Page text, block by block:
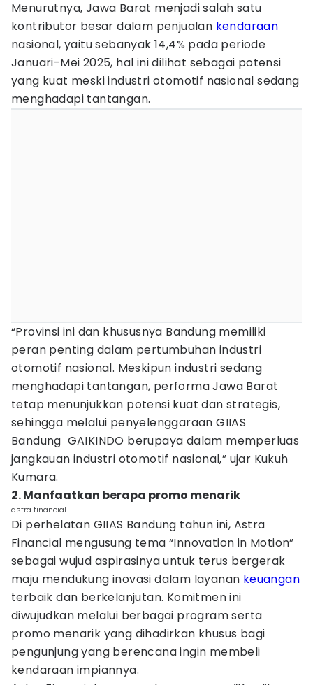
Menurutnya, Jawa Barat menjadi salah satu
kontributor besar dalam penjualan kendaraan
nasional, yaitu sebanyak 14,4% pada periode
Januari-Mei 2025, hal ini dilihat sebagai potensi
yang kuat meski industri otomotif nasional sedang
menghadapi tantangan.
“Provinsi ini dan khususnya Bandung memiliki
peran penting dalam pertumbuhan industri
otomotif nasional. Meskipun industri sedang
menghadapi tantangan, performa Jawa Barat
tetap menunjukkan potensi kuat dan strategis,
sehingga melalui penyelenggaraan GIIAS
Bandung GAIKINDO berupaya dalam memperluas
jangkauan industri otomotif nasional,” ujar Kukuh
Kumara.
2. Manfaatkan berapa promo menarik
astra financial
Di perhelatan GIIAS Bandung tahun ini, Astra
Financial mengusung tema “Innovation in Motion”
sebagai wujud aspirasinya untuk terus bergerak
maju mendukung inovasi dalam layanan keuangan
terbaik dan berkelanjutan. Komitmen ini
diwujudkan melalui berbagai program serta
promo menarik yang dihadirkan khusus bagi
pengunjung yang berencana ingin membeli
kendaraan impiannya.